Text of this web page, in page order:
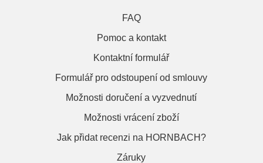
FAQ
Pomoc a kontakt
Kontaktní formulář
Formulář pro odstoupení od smlouvy
Možnosti doručení a vyzvednutí
Možnosti vrácení zboží
Jak přidat recenzi na HORNBACH?
Záruky